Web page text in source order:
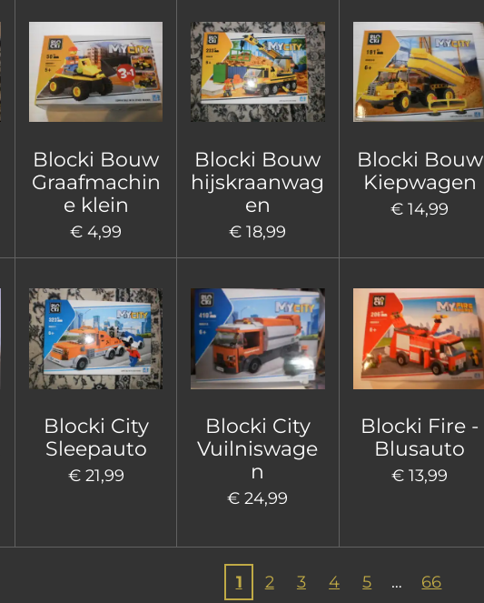
Blocki Bouw
Graafmachin
e klein
€ 4,99
Blocki Bouw
hijskraanwag
en
€ 18,99
Blocki Bouw
Kiepwagen
€ 14,99
Blocki City
Sleepauto
€ 21,99
Blocki City
Vuilniswage
n
€ 24,99
Blocki Fire -
Blusauto
€ 13,99
1 2 3 4 5 66